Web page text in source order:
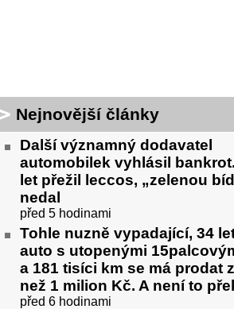
Nejnovější články
Další významný dodavatel
automobilek vyhlásil
let přežil leccos, „zelenou
nedal
před 5 hodinami
Tohle nuzně vypadající, 34
auto s utopenými
a 181 tisíci km se má prodat
než 1 milion Kč. A není to
před 6 hodinami